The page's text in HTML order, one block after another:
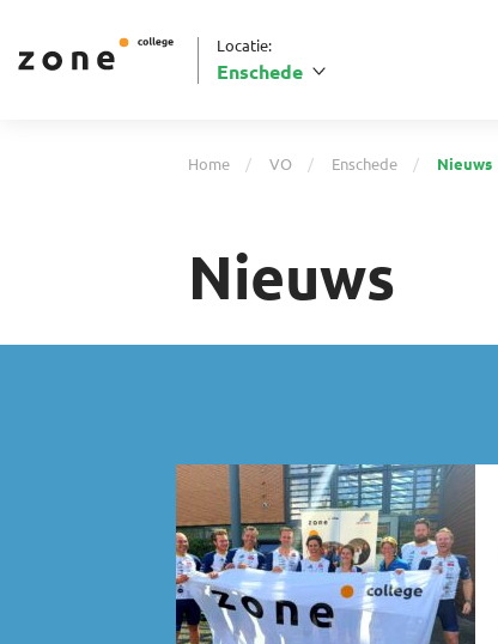
Locatie:
Enschede
Home VO Enschede Nieuws
Nieuws